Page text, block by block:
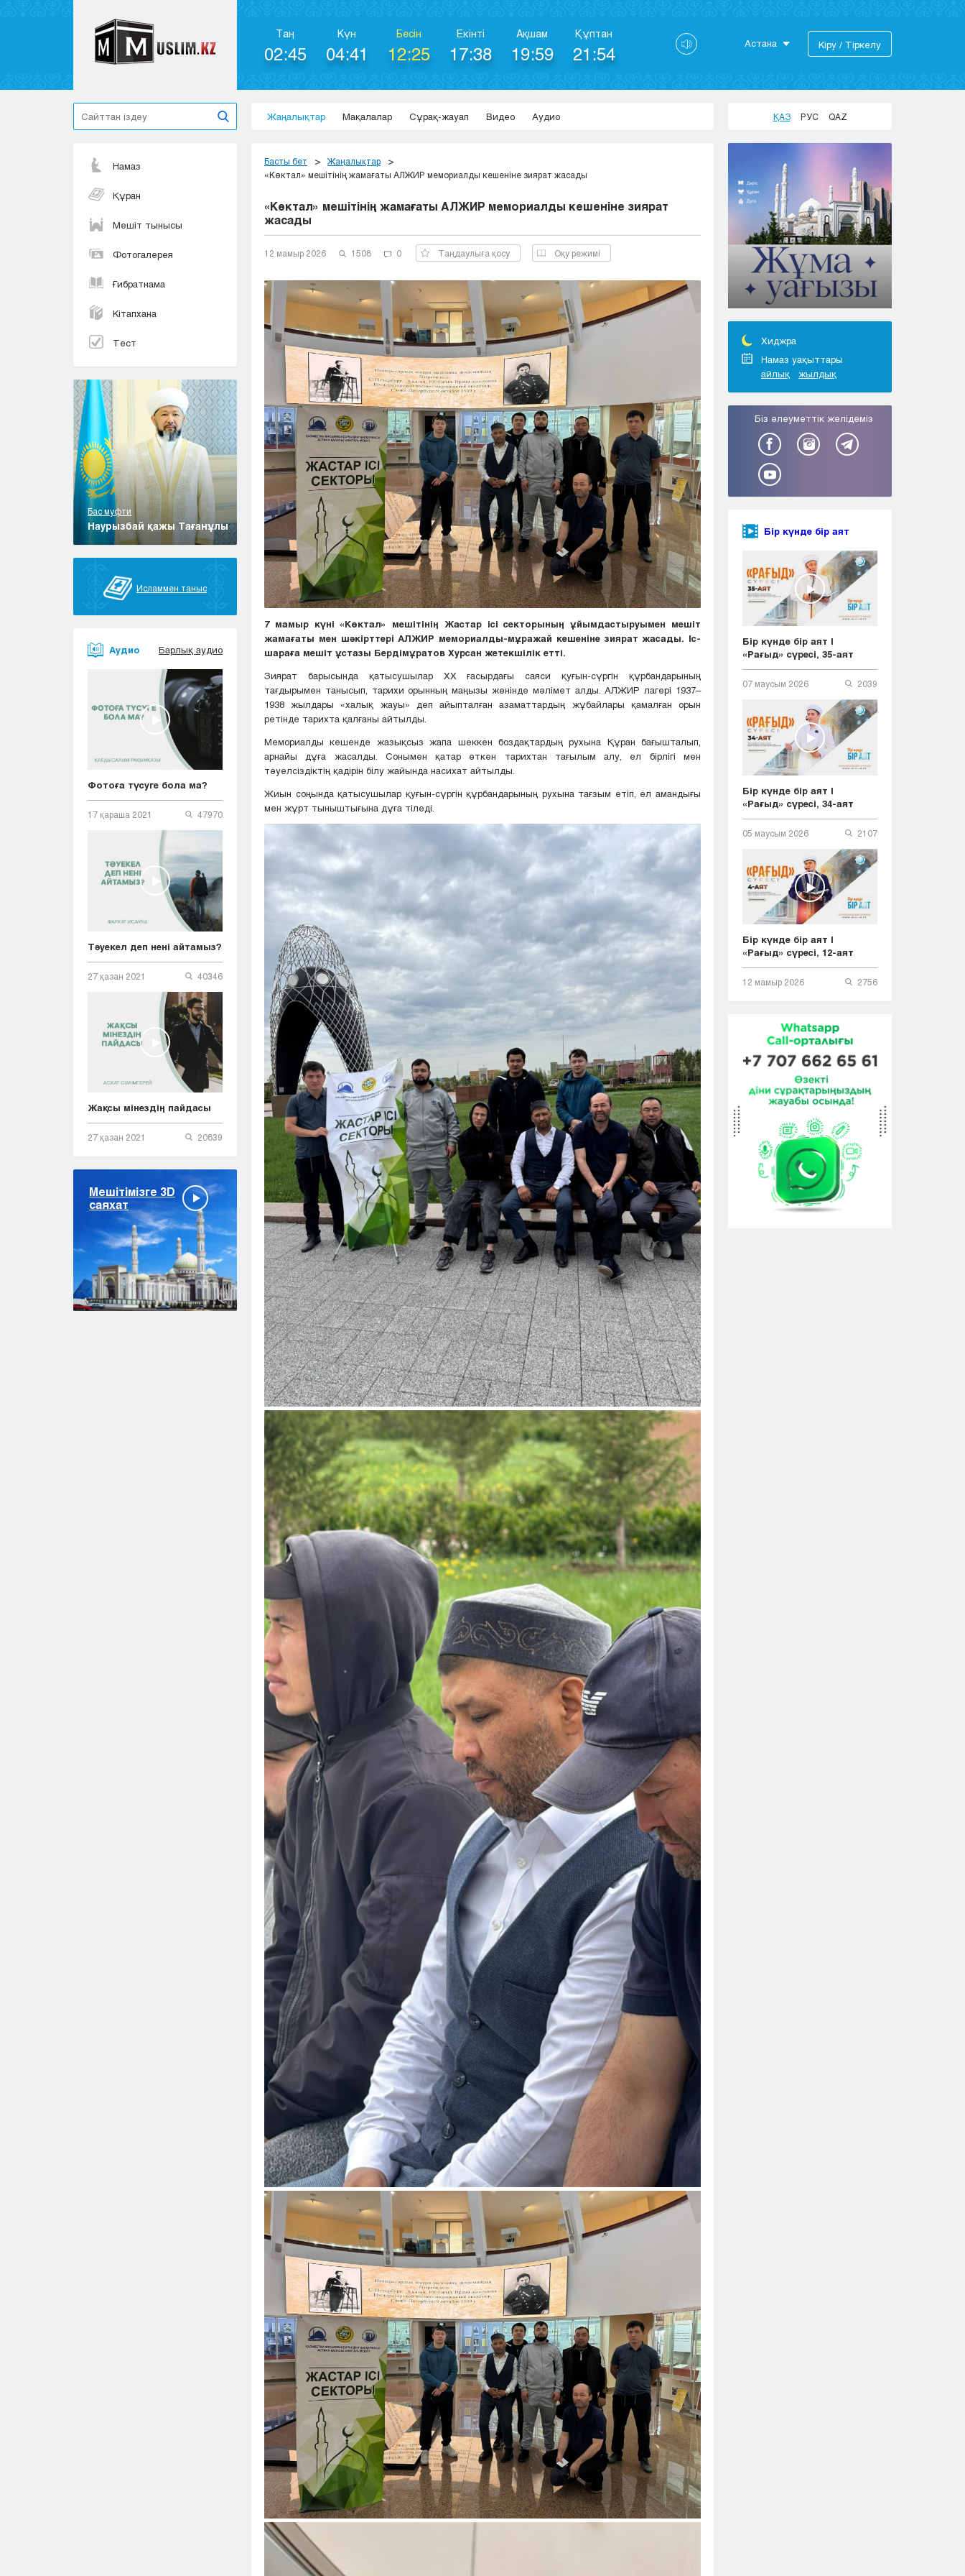
Таң
02:45
Күн
04:41
Бесін
12:25
Екінті
17:38
Ақшам
19:59
Құптан
21:54 Астана
Актобе
Караганда
Кокшетау
Костанай
Кызылорда
Павлодар
Петропавловск
Семей
Талдыкорган
Тараз
Туркестан
Уральск
Усть-Каменогорск
Шымкент
Кіру / Тіркелу
Жаңалықтар Мақалалар Сұрақ-жауап Видео Аудио ҚАЗ РУС QAZ
Намаз
Құран
Мешіт тынысы
Фотогалерея
Ғибратнама
Кітапхана
Тест
Бас муфти
Наурызбай қажы Тағанұлы
Исламмен таныс
Аудио Барлық аудио
Фотоға түсуге бола ма?
17 қараша 2021 47970
Тәуекел деп нені айтамыз?
27 қазан 2021 40346
Жақсы мінездің пайдасы
27 қазан 2021 20839
Мешітімізге 3D
саяхат
Басты бет
Жаңалықтар
«Көктал» мешітінің жамағаты АЛЖИР мемориалды кешеніне зиярат жасады
«Көктал» мешітінің жамағаты АЛЖИР мемориалды кешеніне зиярат
жасады
12 мамыр 2026 1508 0 Таңдаулыға қосу Оқу режимі
7 мамыр күні «Көктал» мешітінің Жастар ісі секторының ұйымдастыруымен мешіт
жамағаты мен шәкірттері АЛЖИР мемориалды-мұражай кешеніне зиярат жасады. Іс-
шараға мешіт ұстазы Бердімұратов Хурсан жетекшілік етті.
Зиярат барысында қатысушылар ХХ ғасырдағы саяси қуғын-сүргін құрбандарының
тағдырымен танысып, тарихи орынның маңызы жөнінде мәлімет алды. АЛЖИР лагері 1937–
1938 жылдары «халық жауы» деп айыпталған азаматтардың жұбайлары қамалған орын
ретінде тарихта қалғаны айтылды.
Мемориалды кешенде жазықсыз жапа шеккен боздақтардың рухына Құран бағышталып,
арнайы дұға жасалды. Сонымен қатар өткен тарихтан тағылым алу, ел бірлігі мен
тәуелсіздіктің қадірін білу жайында насихат айтылды.
Жиын соңында қатысушылар қуғын-сүргін құрбандарының рухына тағзым етіп, ел амандығы
мен жұрт тыныштығына дұға тіледі.
Хиджра
Намаз уақыттары
айлық
жылдық
Біз әлеуметтік желідеміз
Бір күнде бір аят
Бір күнде бір аят |
«Рағыд» сүресі, 35-аят
07 маусым 2026 2039
Бір күнде бір аят |
«Рағыд» сүресі, 34-аят
05 маусым 2026 2107
Бір күнде бір аят |
«Рағыд» сүресі, 12-аят
12 мамыр 2026 2756